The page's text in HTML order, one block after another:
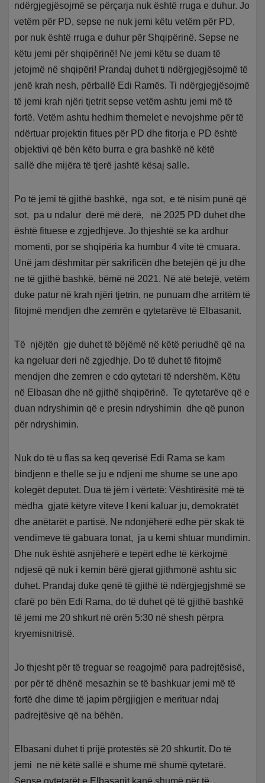
ndërgjegjësojmë se përçarja nuk është rruga e duhur. Jo
vetëm për PD, sepse ne nuk jemi këtu vetëm për PD,
por nuk është rruga e duhur për Shqipërinë. Sepse ne
këtu jemi për shqipërinë! Ne jemi këtu se duam të
jetojmë në shqipëri! Prandaj duhet ti ndërgjegjësojmë të
jenë krah nesh, përballë Edi Ramës. Ti ndërgjegjësojmë
të jemi krah njëri tjetrit sepse vetëm ashtu jemi më të
fortë. Vetëm ashtu hedhim themelet e nevojshme për të
ndërtuar projektin fitues për PD dhe fitorja e PD është
objektivi që bën këto burra e gra bashkë në këtë
sallë dhe mijëra të tjerë jashtë kësaj salle.
Po të jemi të gjithë bashkë, nga sot, e të nisim punë që
sot, pa u ndalur derë më derë, në 2025 PD duhet dhe
është fituese e zgjedhjeve. Jo thjeshtë se ka ardhur
momenti, por se shqipëria ka humbur 4 vite të cmuara.
Unë jam dëshmitar për sakrificën dhe betejën që ju dhe
ne të gjithë bashkë, bëmë në 2021. Në atë betejë, vetëm
duke patur në krah njëri tjetrin, ne punuam dhe arritëm të
fitojmë mendjen dhe zemrën e qytetarëve të Elbasanit.
Të njëjtën gje duhet të bëjëmë në këtë periudhë që na
ka ngeluar deri në zgjedhje. Do të duhet të fitojmë
mendjen dhe zemren e cdo qytetari të ndershëm. Këtu
në Elbasan dhe në gjithë shqipërinë. Te qytetarëve që e
duan ndryshimin që e presin ndryshimin dhe që punon
për ndryshimin.
Nuk do të u flas sa keq qeverisë Edi Rama se kam
bindjenn e thelle se ju e ndjeni me shume se une apo
kolegët deputet. Dua të jëm i vërtetë: Vështirësitë më të
mëdha gjatë këtyre viteve I keni kaluar ju, demokratët
dhe anëtarët e partisë. Ne ndonjëherë edhe për skak të
vendimeve të gabuara tonat, ja u kemi shtuar mundimin.
Dhe nuk është asnjëherë e tepërt edhe të kërkojmë
ndjesë që nuk i kemin bërë gjerat gjithmonë ashtu sic
duhet. Prandaj duke qenë të gjithë të ndërgjegjshmë se
cfarë po bën Edi Rama, do të duhet që të gjithë bashkë
të jemi me 20 shkurt në orën 5:30 në shesh përpra
kryemisnitrisë.
Jo thjesht për të treguar se reagojmë para padrejtësisë,
por për të dhënë mesazhin se të bashkuar jemi më të
fortë dhe dime të japim përgjigjen e merituar ndaj
padrejtësive që na bëhën.
Elbasani duhet ti prijë protestës së 20 shkurtit. Do të
jemi ne në këtë sallë e shume më shumë qytetarë.